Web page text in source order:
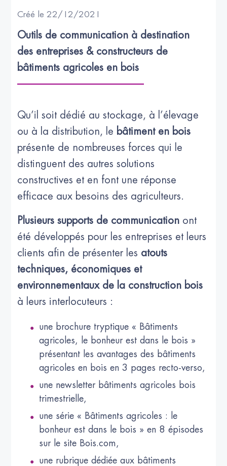
Créé le 22/12/2021
Outils de communication à destination
des entreprises & constructeurs de
bâtiments agricoles en bois
Qu’il soit dédié au stockage, à l’élevage
ou à la distribution, le bâtiment en bois
présente de nombreuses forces qui le
distinguent des autres solutions
constructives et en font une réponse
efficace aux besoins des agriculteurs.
Plusieurs supports de communication ont
été développés pour les entreprises et leurs
clients afin de présenter les atouts
techniques, économiques et
environnementaux de la construction bois
à leurs interlocuteurs :
une brochure tryptique « Bâtiments
agricoles, le bonheur est dans le bois »
présentant les avantages des bâtiments
agricoles en bois en 3 pages recto-verso,
une newsletter bâtiments agricoles bois
trimestrielle,
une série « Bâtiments agricoles : le
bonheur est dans le bois » en 8 épisodes
sur le site Bois.com,
une rubrique dédiée aux bâtiments